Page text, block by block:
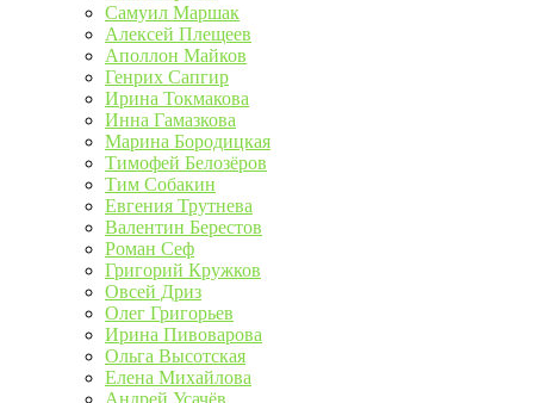
Самуил Маршак
Алексей Плещеев
Аполлон Майков
Генрих Сапгир
Ирина Токмакова
Инна Гамазкова
Марина Бородицкая
Тимофей Белозёров
Тим Собакин
Евгения Трутнева
Валентин Берестов
Роман Сеф
Григорий Кружков
Овсей Дриз
Олег Григорьев
Ирина Пивоварова
Ольга Высотская
Елена Михайлова
Андрей Усачёв